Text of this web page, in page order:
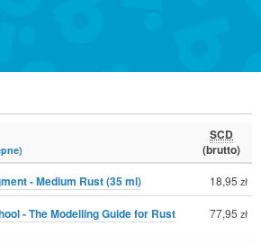
SCD
(brutto)
- Medium Rust (35 ml)
18,95 zł
- The Modelling Guide for Rust
77,95 zł